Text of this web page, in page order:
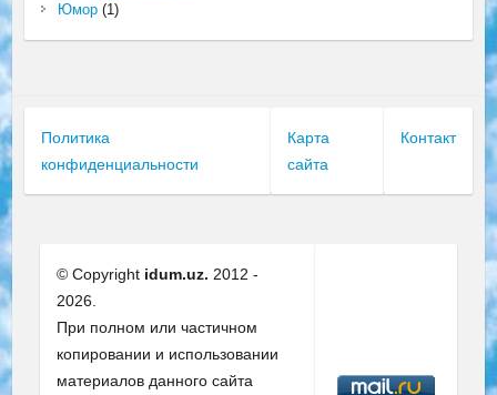
Юмор(1)
Политика
конфиденциальности
Карта
сайта
Контакт
© Copyright idum.uz. 2012 -
2026.
При полном или частичном
копировании и использовании
материалов данного сайта